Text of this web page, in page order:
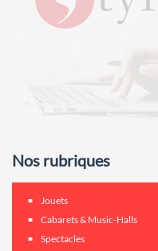
Nos rubriques
Jouets
Cabarets & Music-Halls
Spectacles